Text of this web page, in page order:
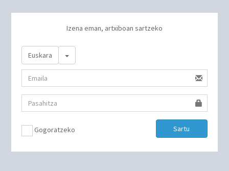
Izena eman, artxiboan sartzeko
Euskara Toggle Dropdown
Gogoratzeko Sartu